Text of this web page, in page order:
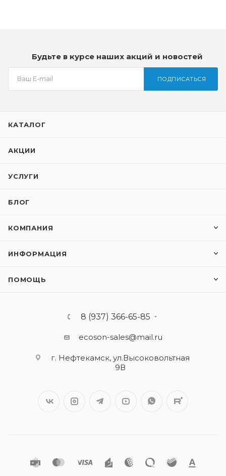
Будьте в курсе наших акций и новостей
ПОДПИСАТЬСЯ
КАТАЛОГ
АКЦИИ
УСЛУГИ
БЛОГ
КОМПАНИЯ
ИНФОРМАЦИЯ
ПОМОЩЬ
8 (937) 366-65-85
ecoson-sales@mail.ru
г. Нефтекамск, ул.Высоковольтная
9В